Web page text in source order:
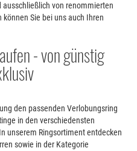
ausschließlich von renommierten
Sie bei uns auch Ihren
- von günstig
den passenden Verlobungsring
in den verschiedensten
unserem Ringsortiment entdecken
sowie in der Kategorie